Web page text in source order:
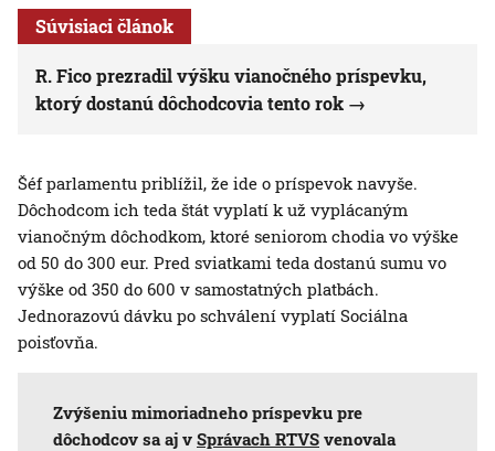
Súvisiaci článok
R. Fico prezradil výšku vianočného príspevku,
ktorý dostanú dôchodcovia tento rok
Šéf parlamentu priblížil, že ide o príspevok navyše.
Dôchodcom ich teda štát vyplatí k už vyplácaným
vianočným dôchodkom, ktoré seniorom chodia vo výške
od 50 do 300 eur. Pred sviatkami teda dostanú sumu vo
výške od 350 do 600 v samostatných platbách.
Jednorazovú dávku po schválení vyplatí Sociálna
poisťovňa.
Zvýšeniu mimoriadneho príspevku pre
dôchodcov sa aj v Správach RTVS venovala